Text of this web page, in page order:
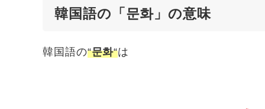
韓国語の「문화」の意味
韓国語の“문화“は